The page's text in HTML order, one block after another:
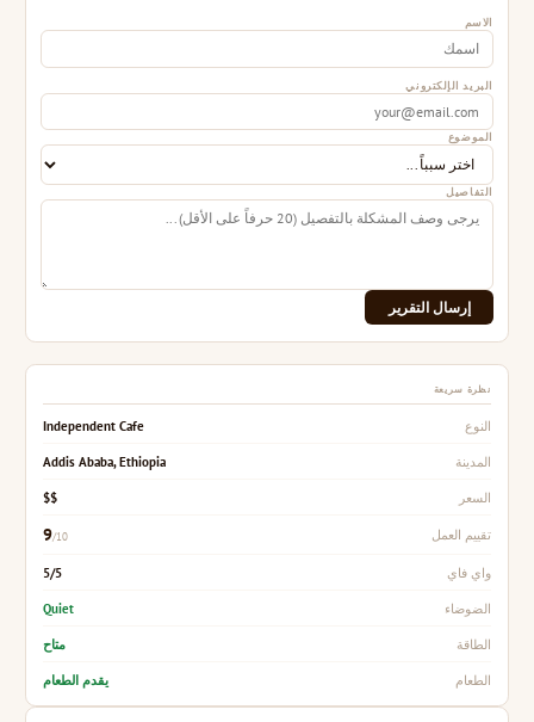
الاسم
البريد الإلكتروني
الموضوع
التفاصيل
إرسال التقرير
نظرة سريعة
النوع Independent Cafe
المدينة Addis Ababa, Ethiopia
السعر $$
تقييم العمل 9/10
واي فاي 5/5
الضوضاء Quiet
الطاقة متاح
الطعام يقدم الطعام